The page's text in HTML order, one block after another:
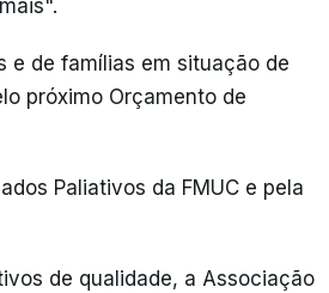
e de famílias em situação de
próximo Orçamento de
Paliativos da FMUC e pela
de qualidade, a Associação